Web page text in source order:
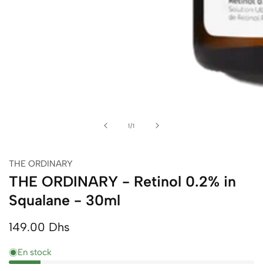
1/de1
THE ORDINARY
THE ORDINARY - Retinol 0.2% in
Squalane - 30ml
Prix
normal
149.00 Dhs
En stock